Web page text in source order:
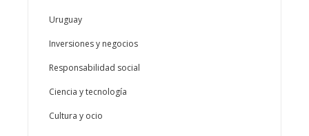
Uruguay
Inversiones y negocios
Responsabilidad social
Ciencia y tecnología
Cultura y ocio